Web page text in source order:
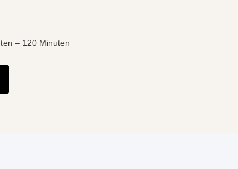
– 120 Minuten
weist